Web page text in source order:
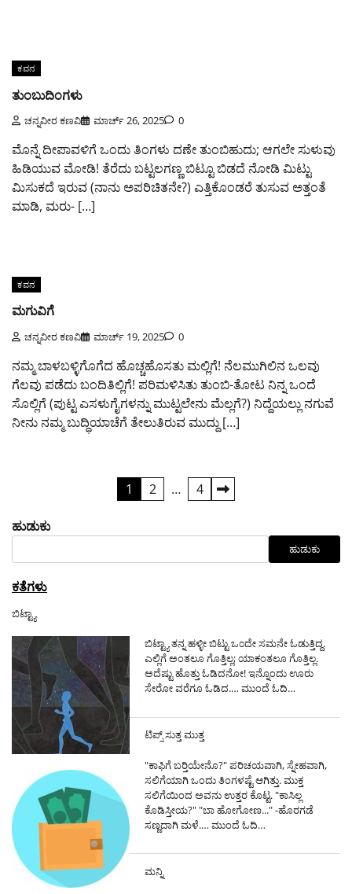
ಕವನ
ತುಂಬುದಿಂಗಳು
ಚನ್ನವೀರ ಕಣವಿ ಮಾರ್ಚ್ 26, 2025 0
ಮೊನ್ನೆ ದೀಪಾವಳಿಗೆ ಒಂದು ತಿಂಗಳು ದಣೇ ತುಂಬಿಹುದು; ಆಗಲೇ ಸುಳುವು
ಹಿಡಿಯುವ ಮೋಡಿ! ತೆರೆದು ಬಟ್ಟಲಗಣ್ಣ ಬಿಟ್ಟೂ ಬಿಡದೆ ನೋಡಿ ಮಿಟ್ಟು
ಮಿಸುಕದೆ ಇರುವ (ನಾನು ಅಪರಿಚಿತನೇ?) ಎತ್ತಿಕೊಂಡರೆ ತುಸುವ ಅತ್ತಂತೆ
ಮಾಡಿ, ಮರು- […]
ಕವನ
ಮಗುವಿಗೆ
ಚನ್ನವೀರ ಕಣವಿ ಮಾರ್ಚ್ 19, 2025 0
ನಮ್ಮ ಬಾಳಬಳ್ಳಿಗೊಗೆದ ಹೊಚ್ಚಹೊಸತು ಮಲ್ಲಿಗೆ! ನೆಲಮುಗಿಲಿನ ಒಲವು
ಗೆಲವು ಪಡೆದು ಬಂದಿತಿಲ್ಲಿಗೆ! ಪರಿಮಳಿಸಿತು ತುಂಬಿ-ತೋಟ ನಿನ್ನ ಒಂದೆ
ಸೊಲ್ಲಿಗೆ (ಪುಟ್ಟ ಎಸಳುಗೈಗಳನ್ನು ಮುಟ್ಟಲೇನು ಮೆಲ್ಲಗೆ?) ನಿದ್ದೆಯಲ್ಲು ನಗುವೆ
ನೀನು ನಮ್ಮ ಬುದ್ಧಿಯಾಚೆಗೆ ತೇಲುತಿರುವ ಮುದ್ದು […]
ಪುಟ
1 2 … 4
ಹುಡುಕು
ಹುಡುಕು
ಕತೆಗಳು
ಬಿಟ್ಟ್ಯಾ
ಬಿಟ್ಟ್ಯಾ ತನ್ನ ಹಳ್ಳೀ ಬಿಟ್ಟು ಒ೦ದೇ ಸಮನೇ ಓಡುತ್ತಿದ್ದ.
ಎಲ್ಲಿಗೆ ಅಂತಲೂ ಗೊತ್ತಿಲ್ಲ; ಯಾಕಂತಲೂ ಗೊತ್ತಿಲ್ಲ.
ಅದೆಷ್ಟು ಹೊತ್ತು ಓಡಿದನೋ! ಇನ್ನೊಂದು ಊರು
ಸೇರೋ ವರೆಗೂ ಓಡಿದ.…ಮುಂದೆ ಓದಿ…
ಟಿಪ್ಸ್ ಸುತ್ತ ಮುತ್ತ
"ಕಾಫಿಗೆ ಬರ್‍ತಿಯೇನೊ?" ಪರಿಚಯವಾಗಿ, ಸ್ನೇಹವಾಗಿ,
ಸಲಿಗೆಯಾಗಿ ಒಂದು ತಿಂಗಳಷ್ಟೆ ಆಗಿತ್ತು. ಮುಕ್ತ
ಸಲಿಗೆಯಿಂದ ಅವನು ಉತ್ತರ ಕೊಟ್ಟ. "ಕಾಸಿಲ್ಲ
ಕೊಡಿಸ್ತೀಯ?" "ಬಾ ಹೋಗೋಣ..." -ಹೊರಗಡೆ
ಸಣ್ಣದಾಗಿ ಮಳೆ.…ಮುಂದೆ ಓದಿ…
ಮನ್ನಿ